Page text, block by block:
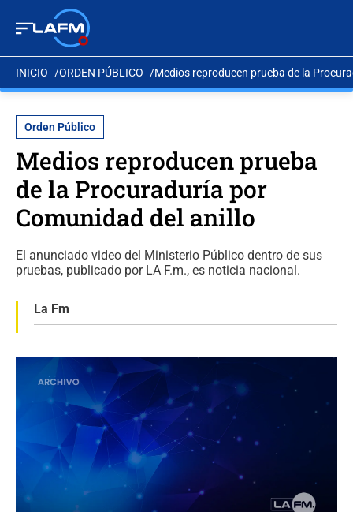
INICIO ORDEN PÚBLICO Medios reproducen prueba de la
Orden Público
Medios reproducen prueba
de la Procuraduría por
Comunidad del anillo
El anunciado video del Ministerio Público dentro de sus
pruebas, publicado por LA F.m., es noticia nacional.
La Fm